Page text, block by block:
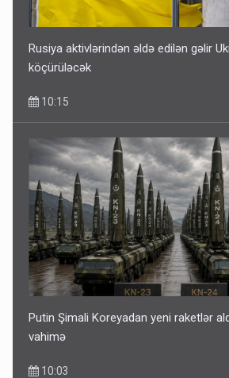
Rusiya aktivlərindən əldə edilən gəlir
köçürüləcək
10:15
Putin Şimali Koreyadan yeni raketlər
vahimə
10:03